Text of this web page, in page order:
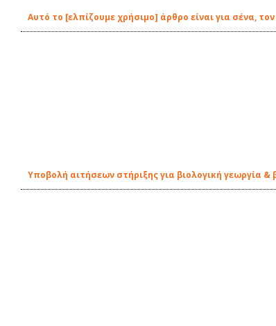
Αυτό το [ελπίζουμε χρήσιμο] άρθρο είναι για σένα,
Υποβολή αιτήσεων στήριξης για βιολογική γεωργία &